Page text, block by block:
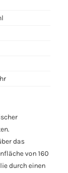
das
von 160
durch einen